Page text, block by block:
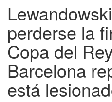
perderse la
Copa del
Barcelona
está